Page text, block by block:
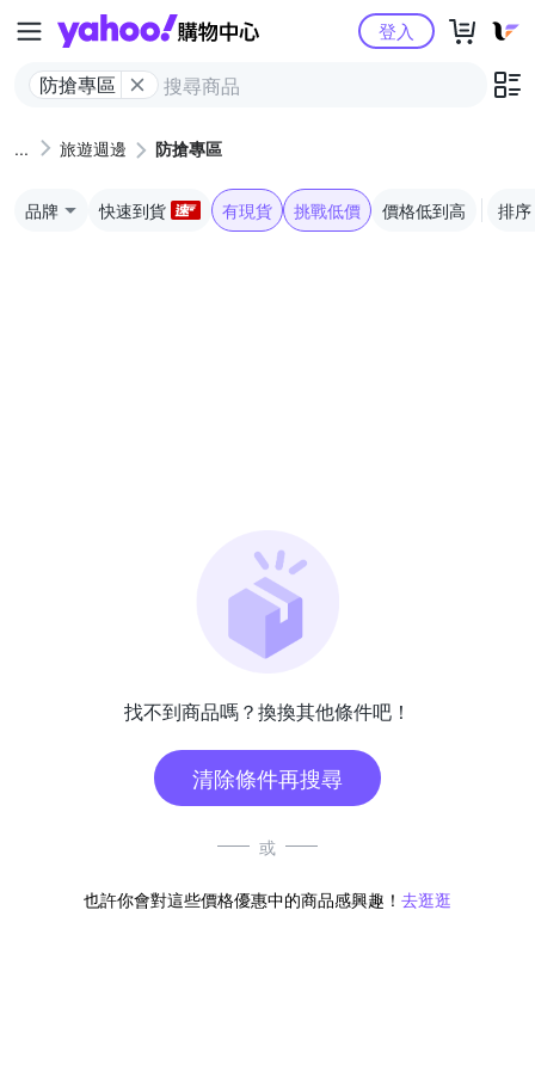
Yahoo購物中心
防搶專區
登入
旅遊週邊 防搶專區
品牌 快速到貨 有現貨 挑戰低價 價格低到高 排序
找不到商品嗎？換換其他條件吧！
清除條件再搜尋
或
也許你會對這些價格優惠中的商品感興趣！ 去逛逛